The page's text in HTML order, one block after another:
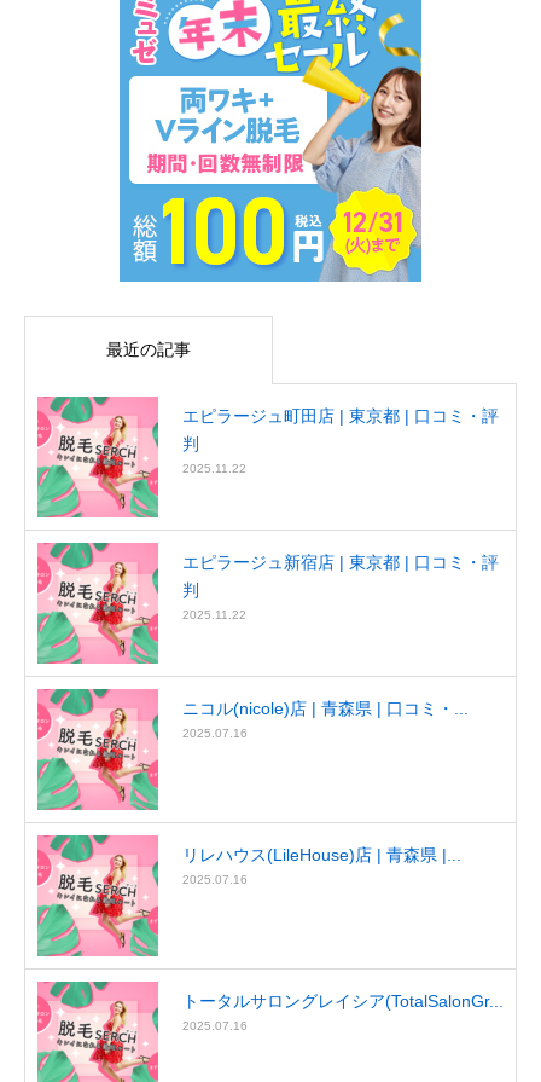
最近の記事
エピラージュ町田店 | 東京都 | 口コミ・評
判
2025.11.22
エピラージュ新宿店 | 東京都 | 口コミ・評
判
2025.11.22
ニコル(nicole)店 | 青森県 | 口コミ・...
2025.07.16
リレハウス(LileHouse)店 | 青森県 |...
2025.07.16
トータルサロングレイシア(TotalSalonGr...
2025.07.16